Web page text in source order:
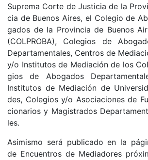
Su­pre­ma Cor­te de Jus­ti­cia de la
cia de Bue­nos Ai­res, el Co­le­gio de
ga­dos de la Pro­vin­cia de Bue­nos
(COL­PRO­BA), Co­le­gios de
De­par­ta­men­ta­le­s, Cen­tros de
y/o Ins­ti­tu­tos de Me­dia­ción de los
gios de Abo­ga­dos
Ins­ti­tu­tos de Me­dia­ción de
des, Co­le­gios y/o Aso­cia­cio­nes de
cio­na­rios y Ma­gis­tra­dos
le­s.
Asi­mis­mo se­rá pu­bli­ca­do en la
de En­cuen­tros de Me­dia­do­res